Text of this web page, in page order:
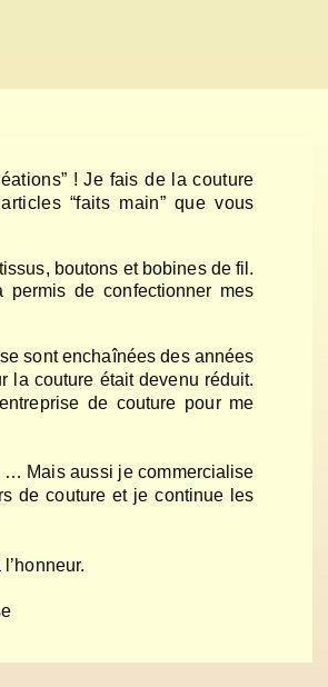
! Je fais de la couture
“faits main” que vous
boutons et bobines de fil.
permis de confectionner mes
sont enchaînées des années
la couture était devenu réduit.
de couture pour me
… Mais aussi je commercialise
de couture et je continue les